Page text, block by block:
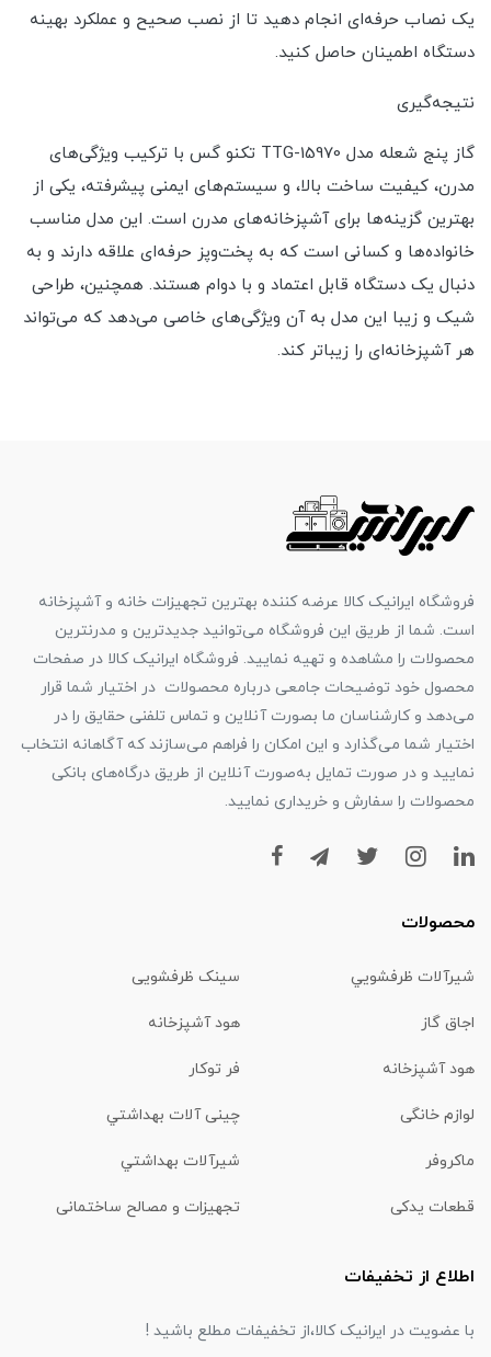
یک نصاب حرفه‌ای انجام دهید تا از نصب صحیح و عملکرد بهینه
دستگاه اطمینان حاصل کنید.
نتیجه‌گیری
گاز پنج شعله مدل TTG-15970 تکنو گس با ترکیب ویژگی‌های
مدرن، کیفیت ساخت بالا، و سیستم‌های ایمنی پیشرفته، یکی از
بهترین گزینه‌ها برای آشپزخانه‌های مدرن است. این مدل مناسب
خانواده‌ها و کسانی است که به پخت‌وپز حرفه‌ای علاقه دارند و به
دنبال یک دستگاه قابل اعتماد و با دوام هستند. همچنین، طراحی
شیک و زیبا این مدل به آن ویژگی‌های خاصی می‌دهد که می‌تواند
هر آشپزخانه‌ای را زیباتر کند.
فروشگاه ایرانیک کالا عرضه کننده بهترین تجهیزات خانه و آشپزخانه
است. شما از طریق این فروشگاه می‌توانید جدیدترین و مدرنترین
محصولات را مشاهده و تهیه نمایید. فروشگاه ایرانیک کالا در صفحات
محصول خود توضیحات جامعی درباره محصولات در اختیار شما قرار
می‌دهد و کارشناسان ما بصورت آنلاین و تماس تلفنی حقایق را در
اختیار شما می‌گذارد و این امکان را فراهم می‌سازند که آگاهانه انتخاب
نمایید و در صورت تمایل به‌صورت آنلاین از طریق درگاه‌های بانکی
محصولات را سفارش و خریداری نمایید.
محصولات
شیرآلات ظرفشويي سینک ظرفشویی
اجاق گاز هود آشپزخانه
هود آشپزخانه فر توکار
لوازم خانگی چینی آلات بهداشتي
ماكروفر شیرآلات بهداشتي
قطعات یدکی تجهیزات و مصالح ساختمانی
اطلاع از تخفیفات
با عضویت در ایرانیک کالا،از تخفیفات مطلع باشید !